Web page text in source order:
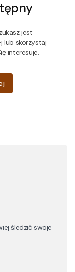
jest
lub skorzystaj
interesuje.
śledzić swoje